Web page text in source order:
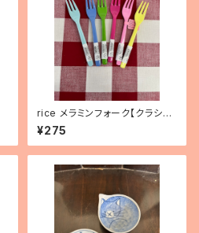
rice メラミンフォーク【クラシッ
クカラー】
¥275